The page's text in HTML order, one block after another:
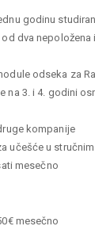
godinu
dva
odseka za
na 3. i 4. godini
kompanije
učešće u
mesečno
mesečno